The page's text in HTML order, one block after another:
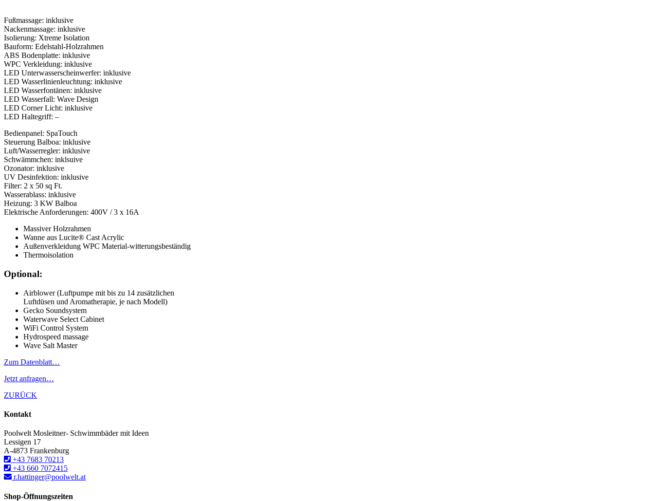
Fußmassage: inklusive
Nackenmassage: inklusive
Isolierung: Xtreme Isolation
Bauform: Edelstahl-Holzrahmen
ABS Bodenplatte: inklusive
WPC Verkleidung: inklusive
LED Unterwasserscheinwerfer: inklusive
LED Wasserlinienleuchtung: inklusive
LED Wasserfontänen: inklusive
LED Wasserfall: Wave Design
LED Corner Licht: inklusive
LED Haltegriff: –
Bedienpanel: SpaTouch
Steuerung Balboa: inklusive
Luft/Wasserregler: inklusive
Schwämmchen: inklsuive
Ozonator: inklusive
UV Desinfektion: inklusive
Filter: 2 x 50 sq Ft.
Wasserablass: inklusive
Heizung: 3 KW Balboa
Elektrische Anforderungen: 400V / 3 x 16A
Massiver Holzrahmen
Wanne aus Lucite® Cast Acrylic
Außenverkleidung WPC Material-witterungsbeständig
Thermoisolation
Optional:
Airblower (Luftpumpe mit bis zu 14 zusätzlichen
Luftdüsen und Aromatherapie, je nach Modell)
Gecko Soundsystem
Waterwave Select Cabinet
WiFi Control System
Hydrospeed massage
Wave Salt Master
Zum Datenblatt…
Jetzt anfragen…
ZURÜCK
Kontakt
Poolwelt Mosleitner- Schwimmbäder mit Ideen
Lessigen 17
A-4873 Frankenburg
+43 7683 70213
+43 660 7072415
r.hattinger@poolwelt.at
Shop-Öffnungszeiten